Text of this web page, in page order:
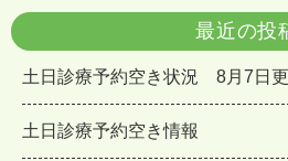
最近の投
土日診療予約空き状況 8月7日
土日診療予約空き情報